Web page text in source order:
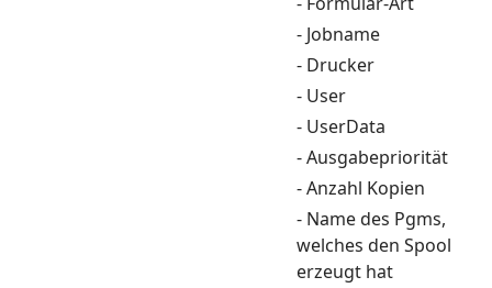
- Jobname
- Drucker
- User
- UserData
- Ausgabepriorität
- Anzahl Kopien
- Name des Pgms,
welches den Spool
erzeugt hat